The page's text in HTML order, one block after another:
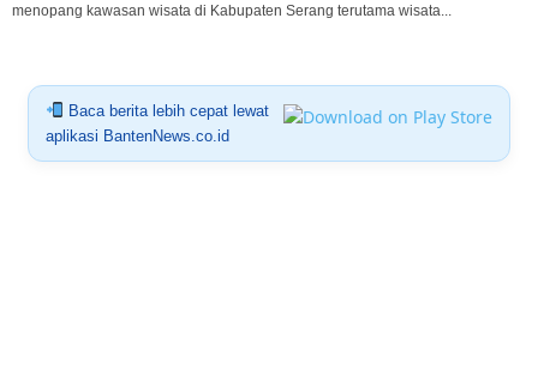
menopang kawasan wisata di Kabupaten Serang terutama wisata...
Baca berita lebih cepat lewat
aplikasi BantenNews.co.id